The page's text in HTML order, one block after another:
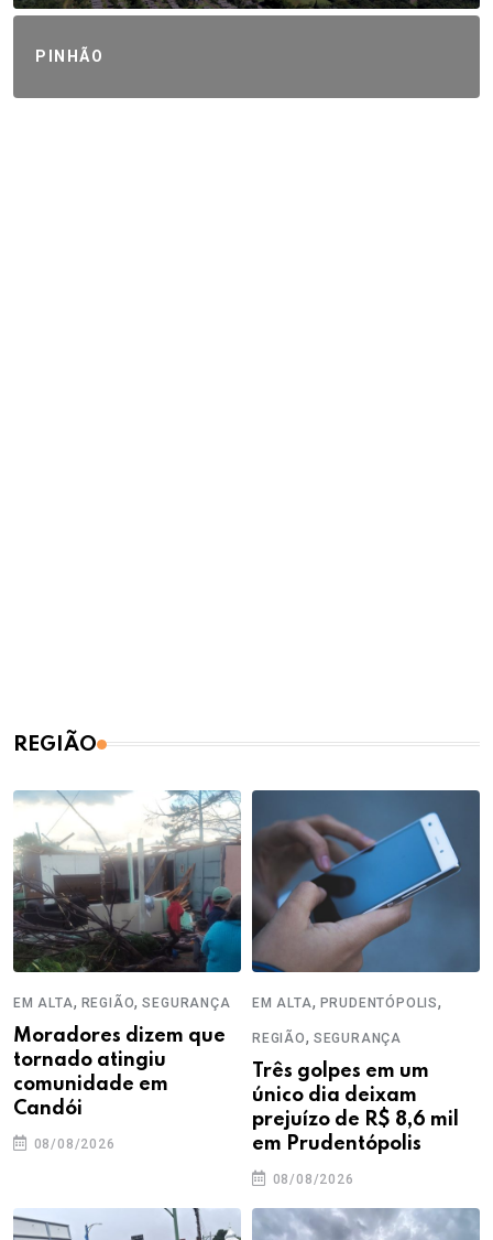
PINHÃO
REGIÃO
EM ALTA, REGIÃO,SEGURANÇA
Moradores dizem que
tornado atingiu
comunidade em
Candói
08/08/2026
EM ALTA, PRUDENTÓPOLIS,
REGIÃO, SEGURANÇA
Três golpes em um
único dia deixam
prejuízo de R$ 8,6 mil
em Prudentópolis
08/08/2026